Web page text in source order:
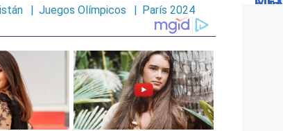
| Juegos Olímpicos | París 2024